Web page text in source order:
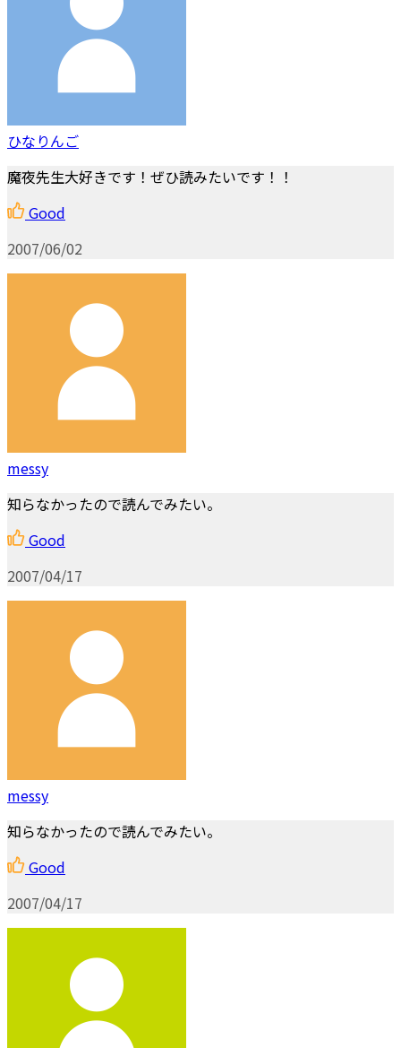
ひなりんご
魔夜先生大好きです！ぜひ読みたいです！！
Good
2007/06/02
messy
知らなかったので読んでみたい。
Good
2007/04/17
messy
知らなかったので読んでみたい。
Good
2007/04/17